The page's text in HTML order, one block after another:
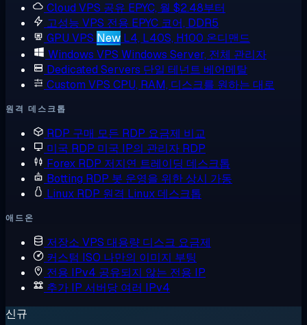
Cloud VPS 공유 EPYC, 월 $2.48부터
고성능 VPS 전용 EPYC 코어, DDR5
GPU VPS New L4, L40S, H100 온디맨드
Windows VPS Windows Server, 전체 관리자
Dedicated Servers 단일 테넌트 베어메탈
Custom VPS CPU, RAM, 디스크를 원하는 대로
원격 데스크톱
RDP 구매 모든 RDP 요금제 비교
미국 RDP 미국 IP의 관리자 RDP
Forex RDP 저지연 트레이딩 데스크톱
Botting RDP 봇 운영을 위한 상시 가동
Linux RDP 원격 Linux 데스크톱
애드온
저장소 VPS 대용량 디스크 요금제
커스텀 ISO 나만의 이미지 부팅
전용 IPv4 공유되지 않는 전용 IP
추가 IP 서버당 여러 IPv4
신규